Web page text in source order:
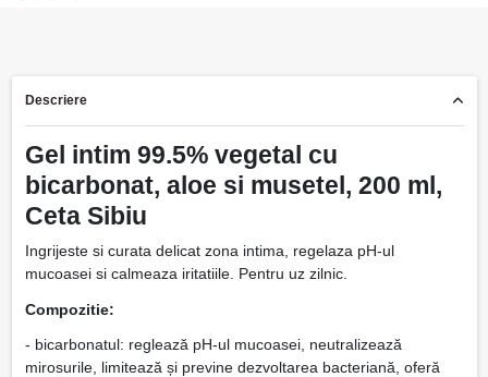
Descriere
Gel intim 99.5% vegetal cu
bicarbonat, aloe si musetel, 200 ml,
Ceta Sibiu
Ingrijeste si curata delicat zona intima, regelaza pH-ul
mucoasei si calmeaza iritatiile. Pentru uz zilnic.
Compozitie:
- bicarbonatul: reglează pH-ul mucoasei, neutralizează
mirosurile, limitează și previne dezvoltarea bacteriană, oferă